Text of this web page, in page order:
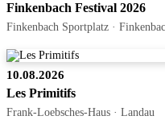
Finkenbach Festival 2026
Finkenbach Sportplatz ·
10.08.2026
Les Primitifs
Frank-Loebsches-Haus · Landau